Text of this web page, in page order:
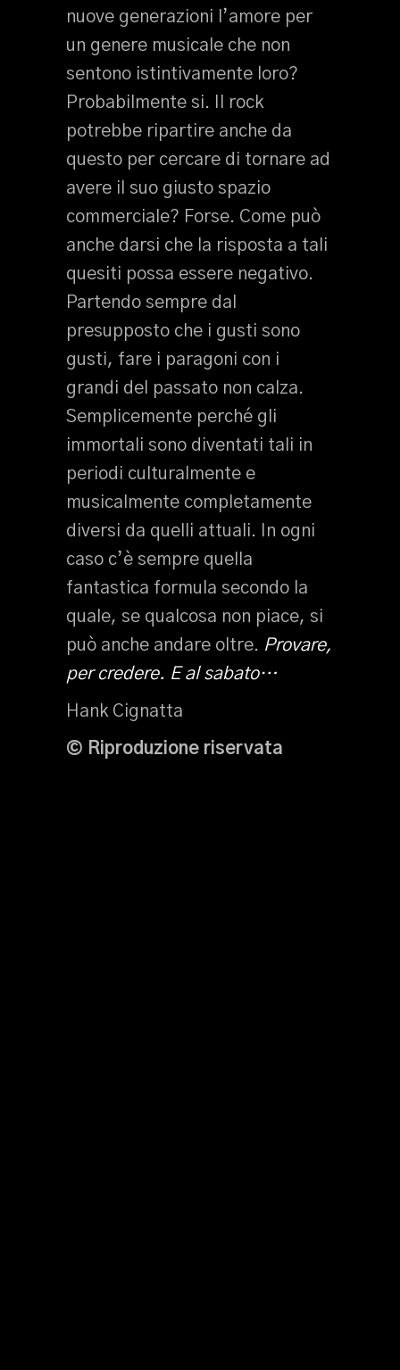
nuove generazioni l’amore per
un genere musicale che non
sentono istintivamente loro?
Probabilmente si. Il rock
potrebbe ripartire anche da
questo per cercare di tornare ad
avere il suo giusto spazio
commerciale? Forse. Come può
anche darsi che la risposta a tali
quesiti possa essere negativo.
Partendo sempre dal
presupposto che i gusti sono
gusti, fare i paragoni con i
grandi del passato non calza.
Semplicemente perché gli
immortali sono diventati tali in
periodi culturalmente e
musicalmente completamente
diversi da quelli attuali. In ogni
caso c’è sempre quella
fantastica formula secondo la
quale, se qualcosa non piace, si
può anche andare oltre. Provare,
per credere. E al sabato…
Hank Cignatta
© Riproduzione riservata